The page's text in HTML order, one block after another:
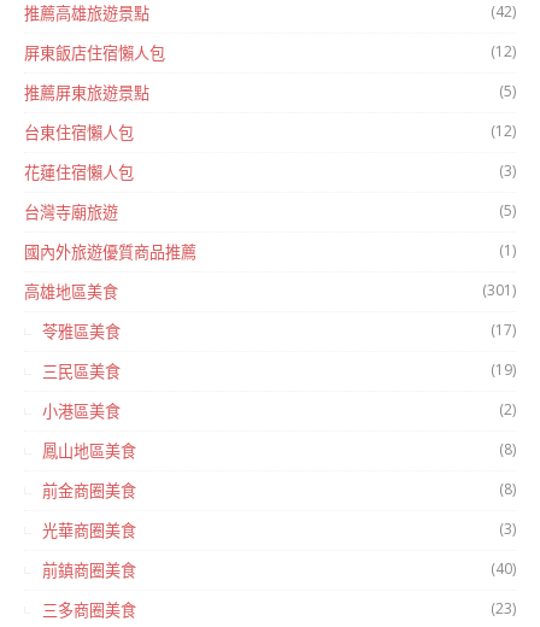
推薦高雄旅遊景點 (42)
屏東飯店住宿懶人包 (12)
推薦屏東旅遊景點 (5)
台東住宿懶人包 (12)
花蓮住宿懶人包 (3)
台灣寺廟旅遊 (5)
國內外旅遊優質商品推薦 (1)
高雄地區美食 (301)
苓雅區美食 (17)
三民區美食 (19)
小港區美食 (2)
鳳山地區美食 (8)
前金商圈美食 (8)
光華商圈美食 (3)
前鎮商圈美食 (40)
三多商圈美食 (23)